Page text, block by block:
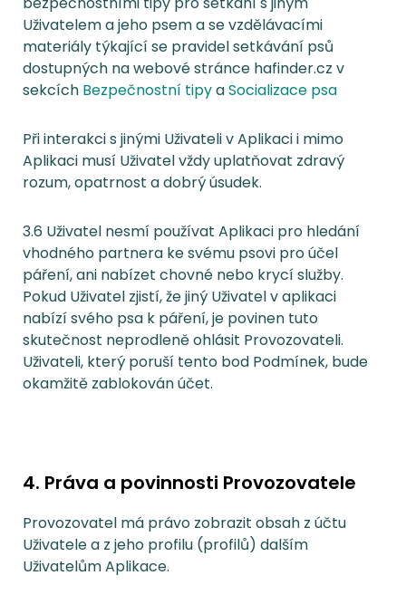
Uživatelem a jeho psem a se vzdělávacími
materiály týkající se pravidel setkávání psů
dostupných na webové stránce hafinder.cz v
sekcích Bezpečnostní tipyaSocializace psa
Při interakci s jinými Uživateli v Aplikaci i mimo
Aplikaci musí Uživatel vždy uplatňovat zdravý
rozum, opatrnost a dobrý úsudek.
3.6 Uživatel nesmí používat Aplikaci pro hledání
vhodného partnera ke svému psovi pro účel
páření, ani nabízet chovné nebo krycí služby.
Pokud Uživatel zjistí, že jiný Uživatel v aplikaci
nabízí svého psa k páření, je povinen tuto
skutečnost neprodleně ohlásit Provozovateli.
Uživateli, který poruší tento bod Podmínek, bude
okamžitě zablokován účet.
4. Práva a povinnosti Provozovatele
Provozovatel má právo zobrazit obsah z účtu
Uživatele a z jeho profilu (profilů) dalším
Uživatelům Aplikace.